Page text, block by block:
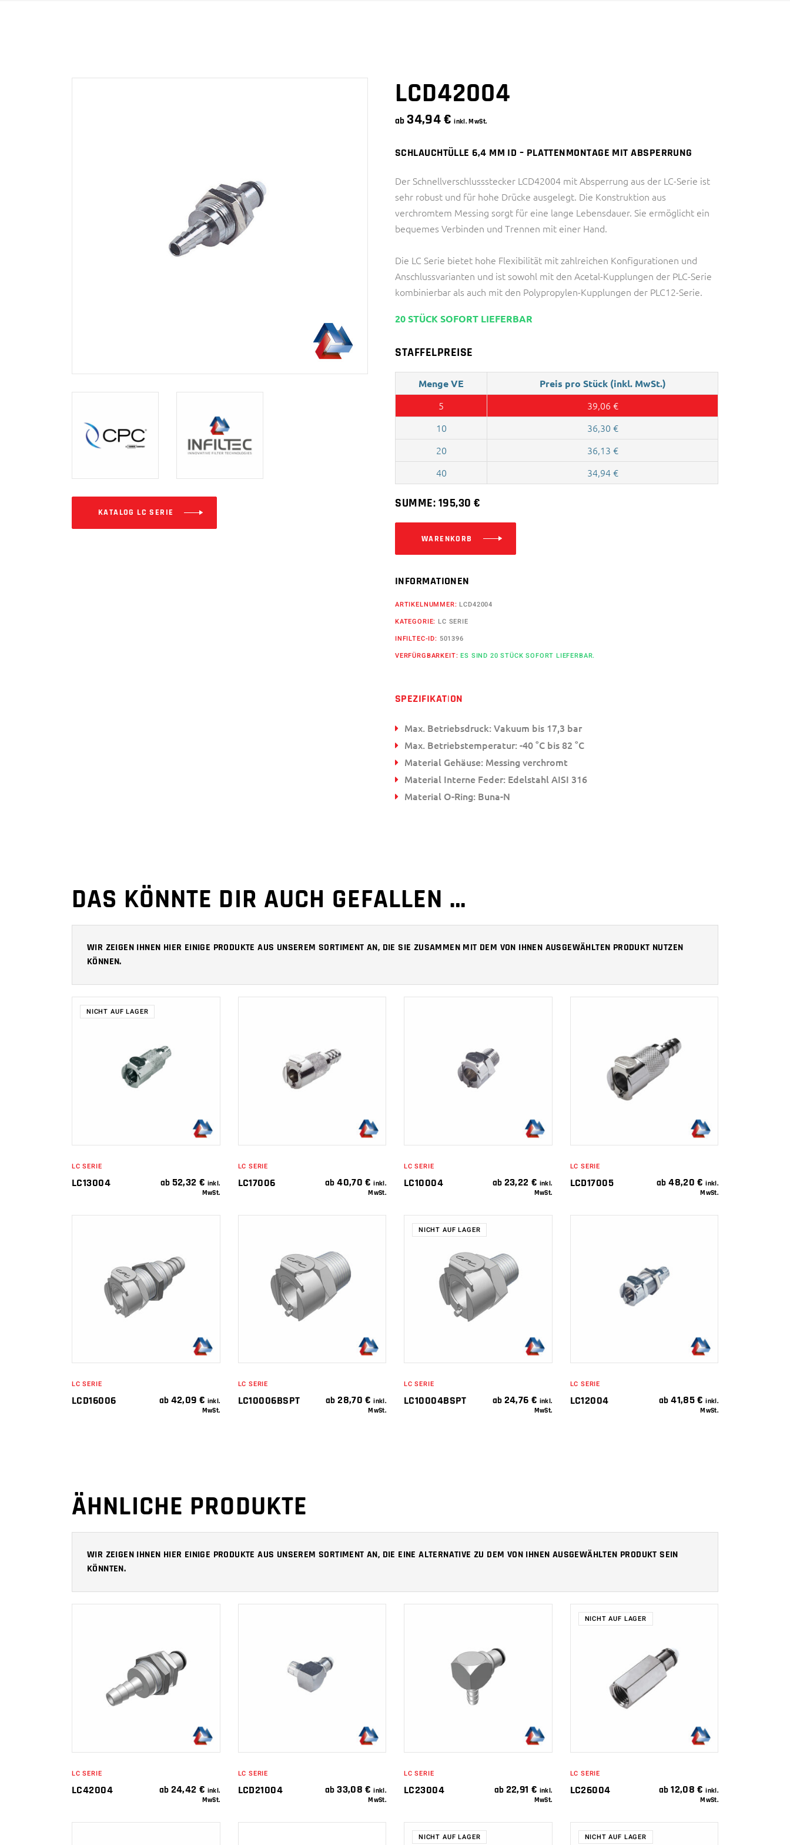
KATALOG LC SERIE
LCD42004
ab 34,94€ inkl. MwSt.
SCHLAUCHTÜLLE 6,4 MM ID – PLATTENMONTAGE MIT ABSPERRUNG
Der Schnellverschlussstecker LCD42004 mit Absperrung aus der LC-Serie ist
sehr robust und für hohe Drücke ausgelegt. Die Konstruktion aus
verchromtem Messing sorgt für eine lange Lebensdauer. Sie ermöglicht ein
bequemes Verbinden und Trennen mit einer Hand.
Die LC Serie bietet hohe Flexibilität mit zahlreichen Konfigurationen und
Anschlussvarianten und ist sowohl mit den Acetal-Kupplungen der PLC-Serie
kombinierbar als auch mit den Polypropylen-Kupplungen der PLC12-Serie.
20 STÜCK SOFORT LIEFERBAR
STAFFELPREISE
Menge VE Preis pro Stück (inkl. MwSt.)
5 39,06 €
10
36,30 €
20
36,13 €
40
34,94€
SUMME:195,30 €
WARENKORB
INFORMATIONEN
ARTIKELNUMMER:LCD42004
KATEGORIE:LC SERIE
INFILTEC-ID: 501396
VERFÜRGBARKEIT:ES SIND 20 STÜCK SOFORT LIEFERBAR.
SPEZIFIKATION
Max. Betriebsdruck: Vakuum bis 17,3 bar
Max. Betriebstemperatur: -40 °C bis 82 °C
Material Gehäuse: Messing verchromt
Material Interne Feder: Edelstahl AISI 316
Material O-Ring: Buna-N
DAS KÖNNTE DIR AUCH GEFALLEN …
WIR ZEIGEN IHNEN HIER EINIGE PRODUKTE AUS UNSEREM SORTIMENT AN, DIE SIE ZUSAMMEN MIT DEM VON IHNEN AUSGEWÄHLTEN PRODUKT NUTZEN
KÖNNEN.
NICHT AUF LAGER
WEITERLESEN
LC SERIE
LC13004 ab 52,32 € inkl.
MwSt.
IN DEN
WARENKORB
LC SERIE
LC17006 ab40,70€ inkl.
MwSt.
IN DEN
WARENKORB
LC SERIE
LC10004 ab 23,22 € inkl.
MwSt.
IN DEN
WARENKORB
LC SERIE
LCD17005 ab48,20€ inkl.
MwSt.
IN DEN
WARENKORB
LC SERIE
LCD16006 ab 42,09 € inkl.
MwSt.
IN DEN
WARENKORB
LC SERIE
LC10006BSPT ab28,70€ inkl.
MwSt.
NICHT AUF LAGER
WEITERLESEN
LC SERIE
LC10004BSPT ab 24,76 € inkl.
MwSt.
IN DEN
WARENKORB
LC SERIE
LC12004 ab41,85€ inkl.
MwSt.
ÄHNLICHE PRODUKTE
WIR ZEIGEN IHNEN HIER EINIGE PRODUKTE AUS UNSEREM SORTIMENT AN, DIE EINE ALTERNATIVE ZU DEM VON IHNEN AUSGEWÄHLTEN PRODUKT SEIN
KÖNNTEN.
IN DEN
WARENKORB
LC SERIE
LC42004 ab 24,42 € inkl.
MwSt.
IN DEN
WARENKORB
LC SERIE
LCD21004 ab33,08€ inkl.
MwSt.
IN DEN
WARENKORB
LC SERIE
LC23004 ab 22,91 € inkl.
MwSt.
NICHT AUF LAGER
WEITERLESEN
LC SERIE
LC26004 ab12,08€ inkl.
MwSt.
NICHT AUF LAGER NICHT AUF LAGER